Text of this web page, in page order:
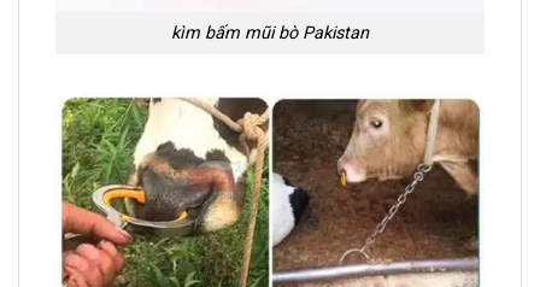
kìm bấm mũi bò Pakistan